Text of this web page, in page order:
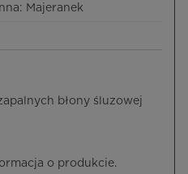
Majeranek
błony śluzowej
o produkcie.